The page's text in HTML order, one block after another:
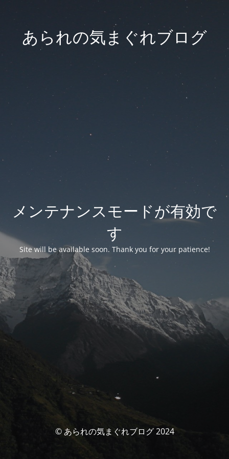
あられの気まぐれブログ
メンテナンスモードが有効で
す
Site will be available soon. Thank you for your patience!
© あられの気まぐれブログ 2024